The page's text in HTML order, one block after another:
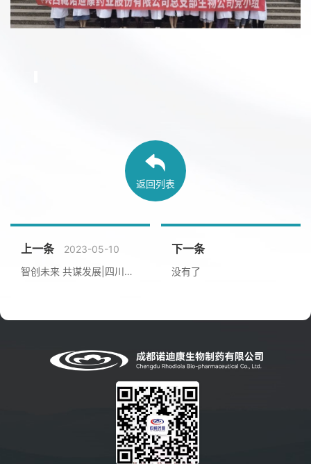
返回列表
上一条
2023-05-10
智创未来 共谋发展|四川大学商学院卓越企业家转型精进班导师见面会
下一条
没有了